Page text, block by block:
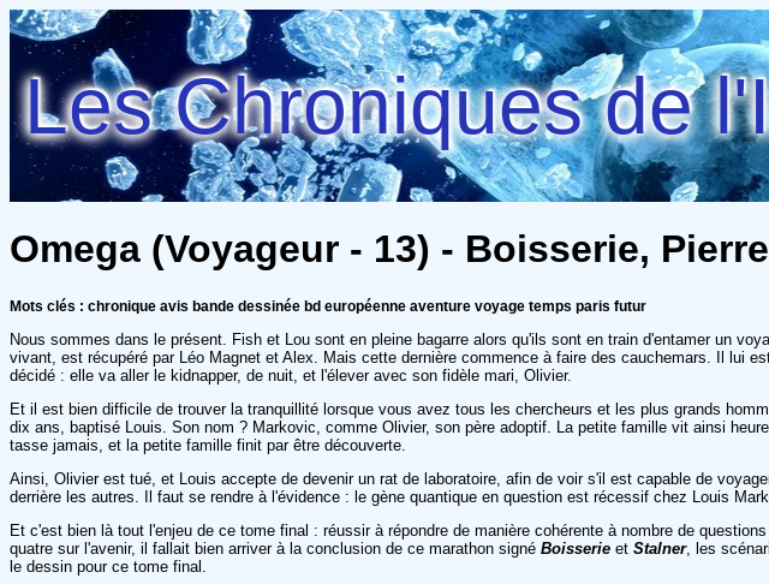
Les Chroniques de
Omega (Voyageur - 13) - Boisserie,
Mots clés : chronique avis bande dessinée bd européenne aventure voyage temps paris futur
Nous sommes dans le présent. Fish et Lou sont en pleine bagarre alors qu'ils sont en train d'entamer un
vivant, est récupéré par Léo Magnet et Alex. Mais cette dernière commence à faire des cauchemars. Il lui
décidé : elle va aller le kidnapper, de nuit, et l'élever avec son fidèle mari, Olivier.
Et il est bien difficile de trouver la tranquillité lorsque vous avez tous les chercheurs et les plus grands
dix ans, baptisé Louis. Son nom ? Markovic, comme Olivier, son père adoptif. La petite famille vit ainsi
tasse jamais, et la petite famille finit par être découverte.
Ainsi, Olivier est tué, et Louis accepte de devenir un rat de laboratoire, afin de voir s'il est capable de
derrière les autres. Il faut se rendre à l'évidence : le gène quantique en question est récessif chez Louis
Et c'est bien là tout l'enjeu de ce tome final : réussir à répondre de manière cohérente à nombre de
quatre sur l'avenir, il fallait bien arriver à la conclusion de ce marathon signé Boisserie et Stalner, les
le dessin pour ce tome final.